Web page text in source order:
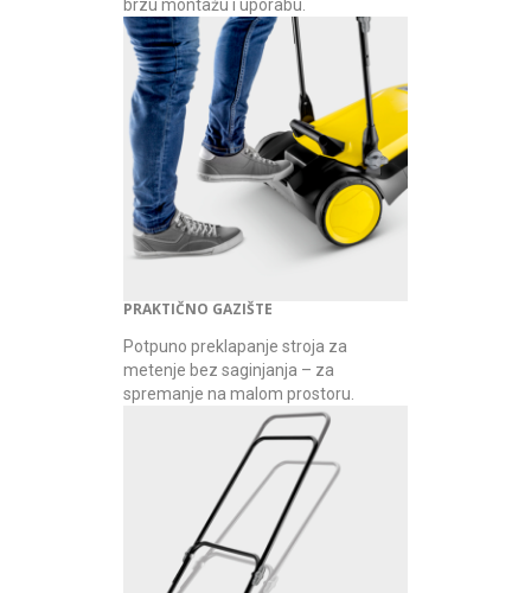
brzu montažu i uporabu.
PRAKTIČNO GAZIŠTE
Potpuno preklapanje stroja za
metenje bez saginjanja – za
spremanje na malom prostoru.